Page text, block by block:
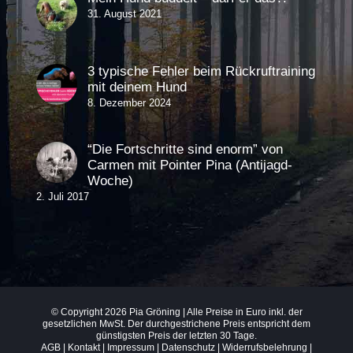
31. August 2021
3 typische Fehler beim Rückruftraining
mit deinem Hund
8. Dezember 2024
“Die Fortschritte sind enorm” von
Carmen mit Pointer Pina (Antijagd-
Woche)
2. Juli 2017
© Copyright2026 Pia Gröning | Alle Preise in Euro inkl. der
gesetzlichen MwSt. Der durchgestrichene Preis entspricht dem
günstigsten Preis der letzten 30 Tage.
AGB
Kontakt| Impressum Datenschutz Widerrufsbelehrung